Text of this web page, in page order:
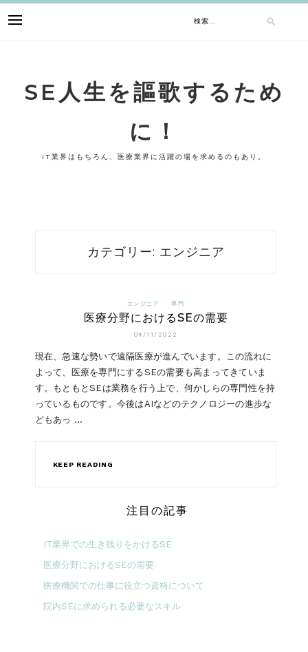
to
SE人生を謳歌するため
に！
IT業界はもちろん、医療業界に活躍の場を求めるのもあり。
カテゴリー: エンジニア
エンジニア 専門
医療分野におけるSEの需要
04/11/2022
現在、急速な勢いで遠隔医療が進んでいます。この流れに
よって、医療を専門にするSEの需要も高まってきていま
す。もともとSEは業務を行う上で、何かしらの専門性を持
っているものです。今後はAIなどのテクノロジーの進歩な
どもあっ …
KEEP READING
注目の記事
IT業界での生き残りをかけるSE
医療分野におけるSEの需要
医療機関での仕事に役立つ資格について
院内SEに求められる必要なスキル